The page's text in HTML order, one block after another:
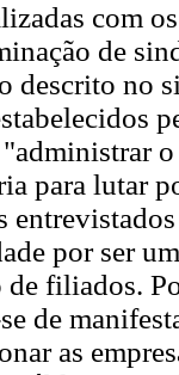
com
de
descrito no
para lutar
por ser
de filiados.
de
as